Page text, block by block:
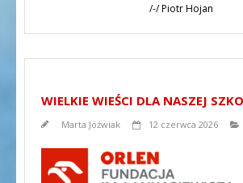
/-/ Piotr Hojan
WIELKIE WIEŚCI DLA NASZEJ
Marta Jóźwiak 12 czerwca 2026